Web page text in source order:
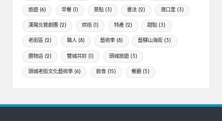
旅遊 (6) 早餐(1) 景點(3) 書法 (2) 港口里 (3)
漢陽北管劇團 (2) 烘焙(1) 特產(2) 甜點 (3)
老街區 (2) 職人(8) 藝術季(8) 藝驛山海街 (3)
選物店 (2) 雙城共好(1) 頭城旅遊(3)
頭城老街文化藝術季 (6) 飲食(15) 餐廳(5)